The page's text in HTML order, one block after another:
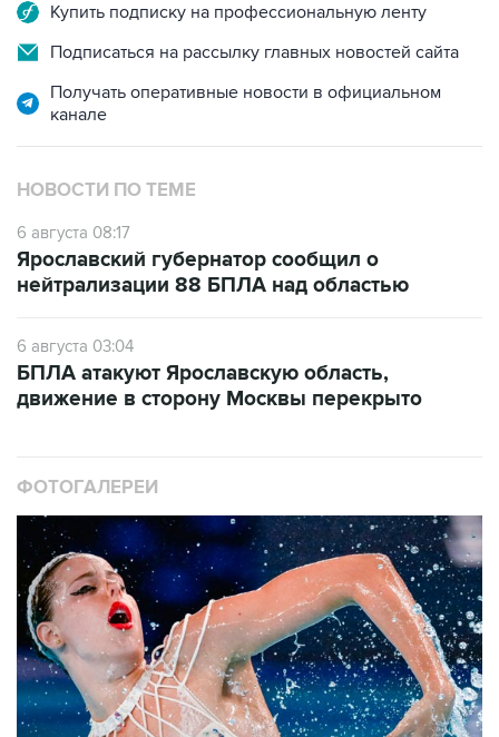
Купить подписку на профессиональную ленту
Подписаться на рассылку главных новостей сайта
Получать оперативные новости в официальном
канале
НОВОСТИ ПО ТЕМЕ
6 августа 08:17
Ярославский губернатор сообщил о
нейтрализации 88 БПЛА над областью
6 августа 03:04
БПЛА атакуют Ярославскую область,
движение в сторону Москвы перекрыто
ФОТОГАЛЕРЕИ